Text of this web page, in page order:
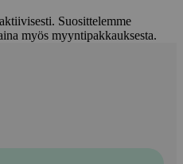
Suosittelemme
myös myyntipakkauksesta.